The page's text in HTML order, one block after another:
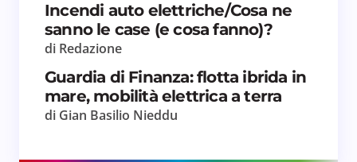
Incendi auto elettriche/Cosa ne
sanno le case (e cosa fanno)?
di Redazione
Guardia di Finanza: flotta ibrida in
mare, mobilità elettrica a terra
di Gian Basilio Nieddu